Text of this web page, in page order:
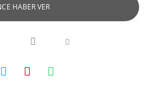
HABER VER